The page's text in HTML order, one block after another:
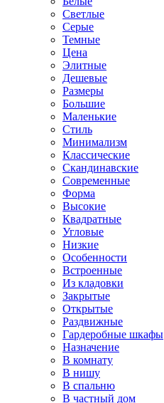
Светлые
Серые
Темные
Цена
Элитные
Дешевые
Размеры
Большие
Маленькие
Стиль
Минимализм
Классические
Скандинавские
Современные
Форма
Высокие
Квадратные
Угловые
Низкие
Особенности
Встроенные
Из кладовки
Закрытые
Открытые
Раздвижные
Гардеробные шкафы
Назначение
В комнату
В нишу
В спальню
В частный дом